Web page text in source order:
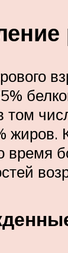
том
жиров.
время